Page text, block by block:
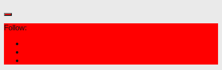
Follow: